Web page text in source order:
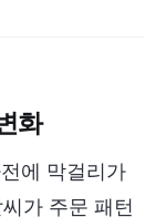
화
에 막걸리가
가 주문 패턴